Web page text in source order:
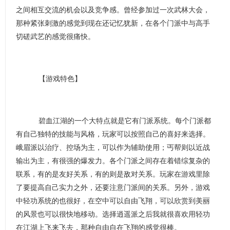
之间相互交流的机会以及竞争感。曾经参加过一次武林大会，
那种紧张刺激的感觉到现在还记忆犹新，在各个门派中与高手
切磋武艺的感觉很痛快。
【游戏特色】
碧血江湖的一个大特点就是它有门派系统。每个门派都
有自己独特的技能与风格，玩家可以按照自己的喜好来选择。
峨眉派以治疗、控场为主，可以作为辅助使用；丐帮则以近战
输出为主，有很强的爆发力。各个门派之间存在着错综复杂的
联系，有的是友好关系，有的则是敌对关系。玩家在游戏里除
了要提高自己实力之外，还要注意门派间的关系。另外，游戏
中轻功系统的也很好，在空中可以自由飞翔，可以欣赏到美丽
的风景也可以很快地移动。选择逍遥派之后我就很喜欢用轻功
在江湖上飞来飞去，那种自由自在飞翔的感觉很棒。